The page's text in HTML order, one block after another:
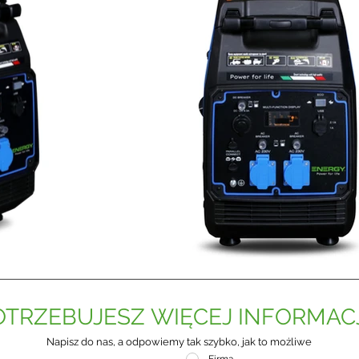
WIĘCEJ
Napisz do nas, a odpowiemy tak szybko, jak to możliwe